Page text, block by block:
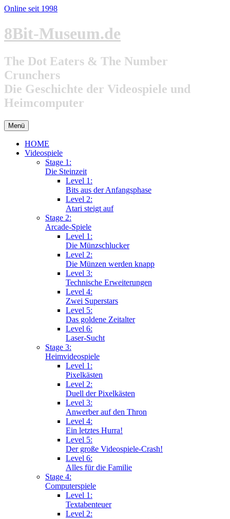
Online seit 1998
Zum
Inhalt
8Bit-Museum.de
The Dot Eaters & The Number
Crunchers
Die Geschichte der Videospiele und
Heimcomputer
Menü
HOME
Videospiele
Stage 1:
Die Steinzeit
Level 1:
Bits aus der Anfangsphase
Level 2:
Atari steigt auf
Stage 2:
Arcade-Spiele
Level 1:
Die Münzschlucker
Level 2:
Die Münzen werden knapp
Level 3:
Technische Erweiterungen
Level 4:
Zwei Superstars
Level 5:
Das goldene Zeitalter
Level 6:
Laser-Sucht
Stage 3:
Heimvideospiele
Level 1:
Pixelkästen
Level 2:
Duell der Pixelkästen
Level 3:
Anwerber auf den Thron
Level 4:
Ein letztes Hurra!
Level 5:
Der große Videospiele-Crash!
Level 6:
Alles für die Familie
Stage 4:
Computerspiele
Level 1:
Textabenteuer
Level 2: